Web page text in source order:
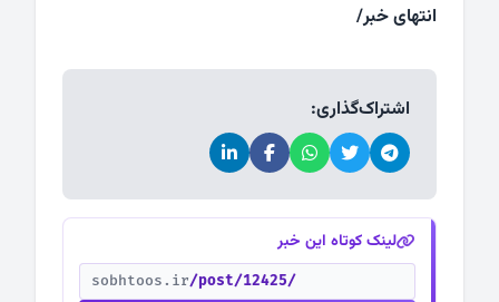
انتهای خبر/
اشتراک‌گذاری:
لینک کوتاه این خبر
sobhtoos.ir/post/12425/